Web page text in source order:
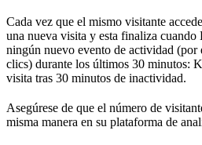
Cada vez que el mismo visitante
una nueva visita y esta finaliza
ningún nuevo evento de actividad (por
clics) durante los últimos 30 minutos:
visita tras 30 minutos de inactividad.
Asegúrese de que el número de
misma manera en su plataforma de